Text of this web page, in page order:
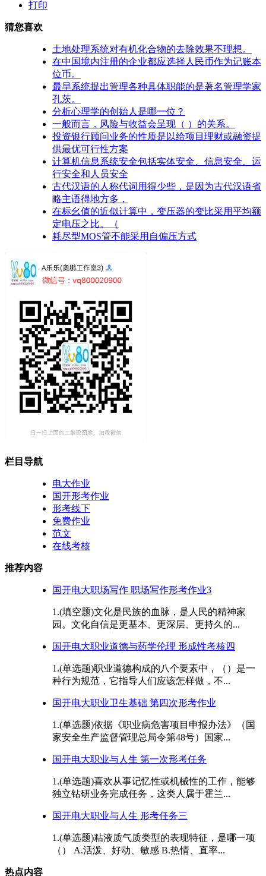
打印
猜您喜欢
土地处理系统对有机化合物的去除效果不理想。
在中国境内注册的企业都应选择人民币作为记账本
位币。
最早系统提出管理各种具体职能的是著名管理学家
孔茨。
分析心理学的创始人是哪一位？
一般而言，风险与收益会呈现（ ）的关系。
投资银行顾问业务的性质是以给项目理财或融资提
供最优可行性方案
计算机信息系统安全包括实体安全、信息安全、运
行安全和人员安全
古代汉语的人称代词用得少些，是因为古代汉语省
略主语得地方多，
在标幺值的近似计算中，变压器的变比采用平均额
定电压之比。（
耗尽型MOS管不能采用自偏压方式
栏目导航
电大作业
国开形考作业
形考线下
免费作业
范文
在线考核
推荐内容
国开电大职场写作 职场写作形考作业3
1.(填空题)文化是民族的血脉，是人民的精神家
园。文化自信是更基本、更深层、更持久的...
国开电大职业道德与药学伦理 形成性考核四
1.(单选题)职业道德构成的八个要素中，（）是一
种行为规范，它指导人们应该怎样做，不...
国开电大职业卫生基础 第四次形考作业
1.(单选题)依据《职业病危害项目申报办法》（国
家安全生产监督管理总局令第48号）国家...
国开电大职业与人生 第一次形考任务
1.(单选题)喜欢从事记忆性或机械性的工作，能够
独立钻研业务完成任务，这类人属于霍兰...
国开电大职业与人生 形考任务三
1.(单选题)粘液质气质类型的表现特征，是哪一项
（） A.活泼、好动、敏感 B.热情、直率...
热点内容